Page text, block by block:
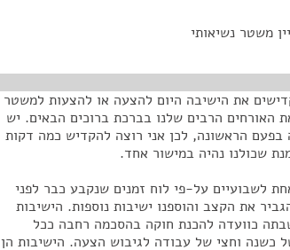
משטר נשיאותי
את הישיבה היום להצעה או להצעות למשטר
האורחים הרבים שלנו בברכת ברוכים הבאים. יש
בפעם הראשונה, לכן אני רוצה להקדיש כמה דקות
שכולנו נהיה במישור אחד.
לשבועיים על-פי לוח זמנים שנקבע כבר לפני
את הקצב והוספנו ישיבות נוספות. הישיבות
כוועדה להכנת חוקה בהסכמה רחבה ככל
כשנה וחצי של עבודה לגיבוש הצעה. הישיבות הן